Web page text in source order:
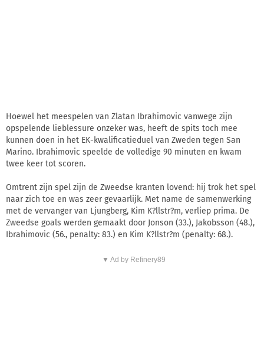
Hoewel het meespelen van Zlatan Ibrahimovic vanwege zijn
opspelende lieblessure onzeker was, heeft de spits toch mee
kunnen doen in het EK-kwalificatieduel van Zweden tegen San
Marino. Ibrahimovic speelde de volledige 90 minuten en kwam
twee keer tot scoren.
Omtrent zijn spel zijn de Zweedse kranten lovend: hij trok het spel
naar zich toe en was zeer gevaarlijk. Met name de samenwerking
met de vervanger van Ljungberg, Kim K?llstr?m, verliep prima. De
Zweedse goals werden gemaakt door Jonson (33.), Jakobsson (48.),
Ibrahimovic (56., penalty: 83.) en Kim K?llstr?m (penalty: 68.).
▼ Ad by Refinery89